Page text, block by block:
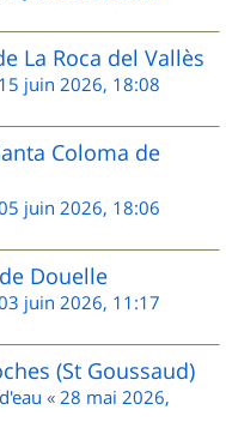
La Roca del Vallès
15 juin 2026, 18:08
Coloma de
juin 2026, 18:06
Douelle
juin 2026, 11:17
(St Goussaud)
« 28 mai 2026,